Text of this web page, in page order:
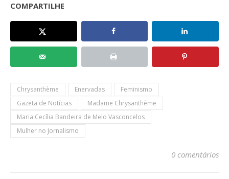
COMPARTILHE
Chrysanthème Enervadas
Feminismo
Gazeta de Notícias
Madame Chrysanthème
Maria Cecília Bandeira de Melo Vasconcelos
Mulher no Jornalismo
0 comentários